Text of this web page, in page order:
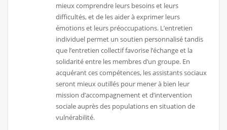
mieux comprendre leurs besoins et leurs
difficultés, et de les aider à exprimer leurs
émotions et leurs préoccupations. L’entretien
individuel permet un soutien personnalisé tandis
que l’entretien collectif favorise l’échange et la
solidarité entre les membres d’un groupe. En
acquérant ces compétences, les assistants sociaux
seront mieux outillés pour mener à bien leur
mission d’accompagnement et d’intervention
sociale auprès des populations en situation de
vulnérabilité.